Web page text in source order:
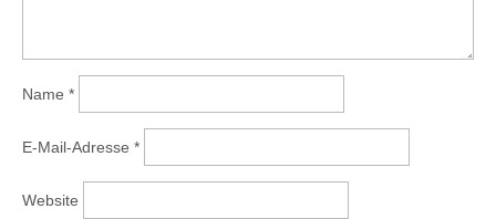
Name *
E-Mail-Adresse *
Website